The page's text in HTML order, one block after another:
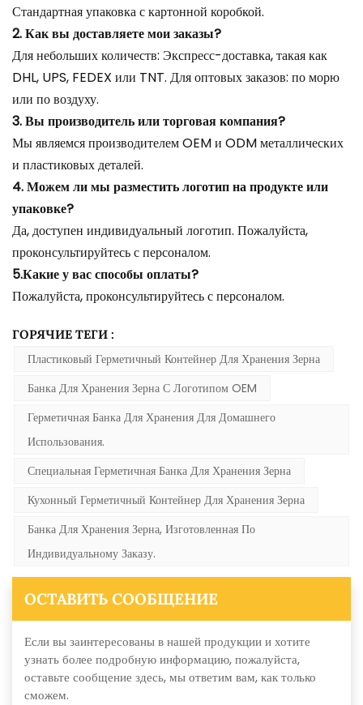
Стандартная упаковка с картонной коробкой.
2. Как вы доставляете мои заказы?
Для небольших количеств: Экспресс-доставка, такая как
DHL, UPS, FEDEX или TNT. Для оптовых заказов: по морю
или по воздуху.
3. Вы производитель или торговая компания?
Мы являемся производителем OEM и ODM металлических
и пластиковых деталей.
4. Можем ли мы разместить логотип на продукте или
упаковке?
Да, доступен индивидуальный логотип. Пожалуйста,
проконсультируйтесь с персоналом.
5.Какие у вас способы оплаты?
Пожалуйста, проконсультируйтесь с персоналом.
ГОРЯЧИЕ ТЕГИ :
Пластиковый Герметичный Контейнер Для Хранения Зерна
Банка Для Хранения Зерна С Логотипом OEM
Герметичная Банка Для Хранения Для Домашнего
Использования.
Специальная Герметичная Банка Для Хранения Зерна
Кухонный Герметичный Контейнер Для Хранения Зерна
Банка Для Хранения Зерна, Изготовленная По
Индивидуальному Заказу.
ОСТАВИТЬ СООБЩЕНИЕ
Если вы заинтересованы в нашей продукции и хотите
узнать более подробную информацию, пожалуйста,
оставьте сообщение здесь, мы ответим вам, как только
сможем.